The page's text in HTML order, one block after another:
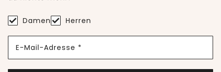
Damen Herren
E-Mail-Adresse *